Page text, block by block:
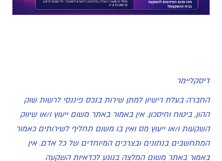
דיסקליימר
החברה בעלת רישיון למתן שירות בנכס פיננסי לרשות שוק
ההון, ביטוח וחיסכון. אין באמור באתר משום ייעוץ ו/או שיווק
השקעות ו/או ייעוץ מס ואין בו משום תחליף לשירותים כאמור
המתחשבים בנתונים ובצרכים המיוחדים של כל אדם. אין
באמור באתר משום המלצה בנוגע לכדאיות השקעה